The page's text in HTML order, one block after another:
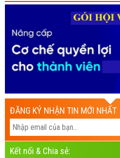
ĐĂNG KÝ NHẬN TIN MỚI NHẤT
Kết nối & Chia sẻ: